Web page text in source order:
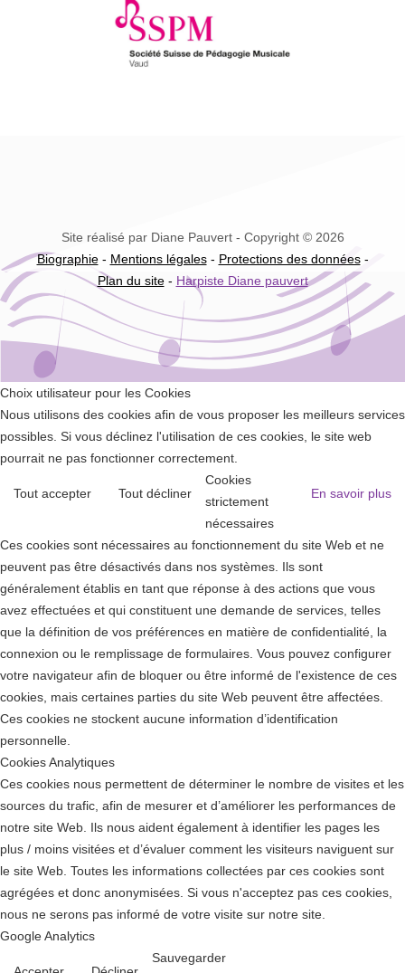
Site réalisé par Diane Pauvert - Copyright © 2026
Biographie- Mentions légales- Protections des données-
Plan du site- Harpiste Diane pauvert
Choix utilisateur pour les Cookies
Nous utilisons des cookies afin de vous proposer les meilleurs services
possibles. Si vous déclinez l'utilisation de ces cookies, le site web
pourrait ne pas fonctionner correctement.
Tout accepter Tout décliner En savoir plus
Cookies
strictement
nécessaires
Ces cookies sont nécessaires au fonctionnement du site Web et ne
peuvent pas être désactivés dans nos systèmes. Ils sont
généralement établis en tant que réponse à des actions que vous
avez effectuées et qui constituent une demande de services, telles
que la définition de vos préférences en matière de confidentialité, la
connexion ou le remplissage de formulaires. Vous pouvez configurer
votre navigateur afin de bloquer ou être informé de l'existence de ces
cookies, mais certaines parties du site Web peuvent être affectées.
Ces cookies ne stockent aucune information d’identification
personnelle.
Cookies Analytiques
Ces cookies nous permettent de déterminer le nombre de visites et les
sources du trafic, afin de mesurer et d’améliorer les performances de
notre site Web. Ils nous aident également à identifier les pages les
plus / moins visitées et d’évaluer comment les visiteurs naviguent sur
le site Web. Toutes les informations collectées par ces cookies sont
agrégées et donc anonymisées. Si vous n'acceptez pas ces cookies,
nous ne serons pas informé de votre visite sur notre site.
Google Analytics
Sauvegarder